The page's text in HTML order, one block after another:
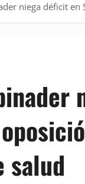
niega déficit
salud